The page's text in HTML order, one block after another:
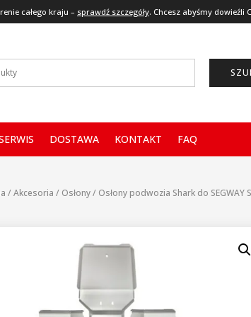
całego kraju – sprawdź szczegóły. Chcesz abyśmy dowieźli
DOSTAWA KONTAKT FAQ
/Akcesoria / Osłony/ Osłony podwozia Shark do SEGWAY